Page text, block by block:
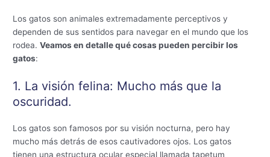
Los gatos son animales extremadamente perceptivos y
dependen de sus sentidos para navegar en el mundo que los
rodea.Veamos en detalle qué cosas pueden percibir los
gatos:
1. La visión felina: Mucho más que la
oscuridad.
Los gatos son famosos por su visión nocturna, pero hay
mucho más detrás de esos cautivadores ojos. Los gatos
tienen una estructura ocular especial llamada tapetum